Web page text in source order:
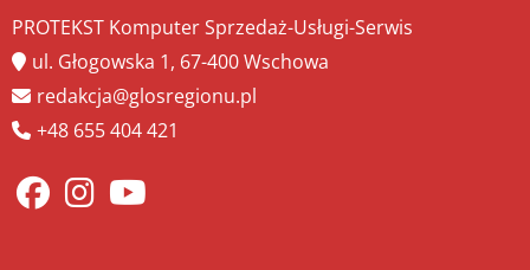
PROTEKST Komputer Sprzedaż-Usługi-Serwis
ul. Głogowska 1, 67-400 Wschowa
redakcja@glosregionu.pl
+48 655 404 421